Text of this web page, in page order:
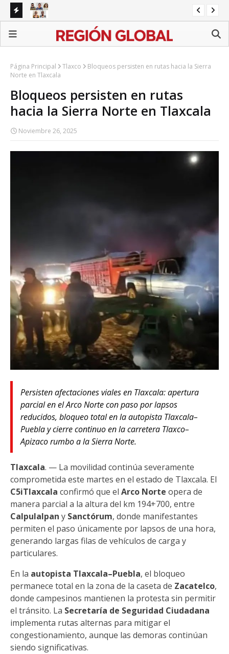
Red de fraude operaba en Puebla; detienen a cinco
presuntos integrantes
Página Principal Tlaxco
Bloqueos persisten en rutas hacia la Sierra
Norte en Tlaxcala
Bloqueos persisten en rutas
hacia la Sierra Norte en Tlaxcala
Noviembre 26, 2025
Persisten afectaciones viales en Tlaxcala: apertura
parcial en el Arco Norte con paso por lapsos
reducidos, bloqueo total en la autopista Tlaxcala–
Puebla y cierre continuo en la carretera Tlaxco–
Apizaco rumbo a la Sierra Norte.
Tlaxcala. — La movilidad continúa severamente
comprometida este martes en el estado de Tlaxcala. El
C5iTlaxcala confirmó que el Arco Norte opera de
manera parcial a la altura del km 194+700, entre
Calpulalpan y Sanctórum, donde manifestantes
permiten el paso únicamente por lapsos de una hora,
generando largas filas de vehículos de carga y
particulares.
En la autopista Tlaxcala–Puebla, el bloqueo
permanece total en la zona de la caseta de Zacatelco,
donde campesinos mantienen la protesta sin permitir
el tránsito. La Secretaría de Seguridad Ciudadana
implementa rutas alternas para mitigar el
congestionamiento, aunque las demoras continúan
siendo significativas.